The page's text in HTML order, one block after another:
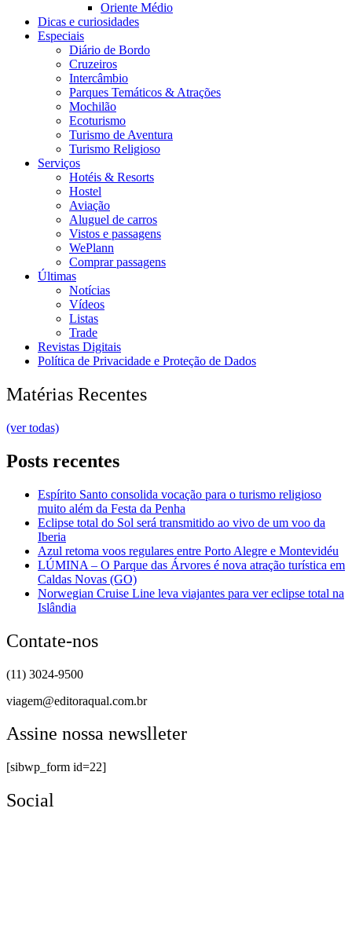
Oriente Médio
Dicas e curiosidades
Especiais
Diário de Bordo
Cruzeiros
Intercâmbio
Parques Temáticos & Atrações
Mochilão
Ecoturismo
Turismo de Aventura
Turismo Religioso
Serviços
Hotéis & Resorts
Hostel
Aviação
Aluguel de carros
Vistos e passagens
WePlann
Comprar passagens
Últimas
Notícias
Vídeos
Listas
Trade
Revistas Digitais
Política de Privacidade e Proteção de Dados
Matérias Recentes
(ver todas)
Posts recentes
Espírito Santo consolida vocação para o turismo religioso
muito além da Festa da Penha
Eclipse total do Sol será transmitido ao vivo de um voo da
Iberia
Azul retoma voos regulares entre Porto Alegre e Montevidéu
LÚMINA – O Parque das Árvores é nova atração turística em
Caldas Novas (GO)
Norwegian Cruise Line leva viajantes para ver eclipse total na
Islândia
Contate-nos
(11) 3024-9500
viagem@editoraqual.com.br
Assine nossa newslleter
[sibwp_form id=22]
Social